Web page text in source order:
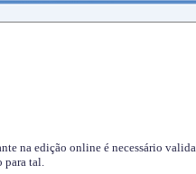
na edição online é necessário
para tal.